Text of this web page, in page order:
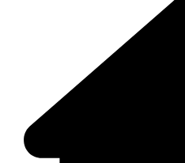
Bronnen en collecties